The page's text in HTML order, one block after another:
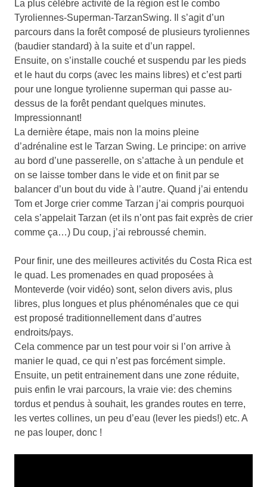
La plus célèbre activité de la région est le combo
Tyroliennes-Superman-TarzanSwing. Il s’agit d’un
parcours dans la forêt composé de plusieurs tyroliennes
(baudier standard) à la suite et d’un rappel.
Ensuite, on s’installe couché et suspendu par les pieds
et le haut du corps (avec les mains libres) et c’est parti
pour une longue tyrolienne superman qui passe au-
dessus de la forêt pendant quelques minutes.
Impressionnant!
La dernière étape, mais non la moins pleine
d’adrénaline est le Tarzan Swing. Le principe: on arrive
au bord d’une passerelle, on s’attache à un pendule et
on se laisse tomber dans le vide et on finit par se
balancer d’un bout du vide à l’autre. Quand j’ai entendu
Tom et Jorge crier comme Tarzan j’ai compris pourquoi
cela s’appelait Tarzan (et ils n’ont pas fait exprès de crier
comme ça…) Du coup, j’ai rebroussé chemin.
Pour finir, une des meilleures activités du Costa Rica est
le quad. Les promenades en quad proposées à
Monteverde (voir vidéo) sont, selon divers avis, plus
libres, plus longues et plus phénoménales que ce qui
est proposé traditionnellement dans d’autres
endroits/pays.
Cela commence par un test pour voir si l’on arrive à
manier le quad, ce qui n’est pas forcément simple.
Ensuite, un petit entrainement dans une zone réduite,
puis enfin le vrai parcours, la vraie vie: des chemins
tordus et pendus à souhait, les grandes routes en terre,
les vertes collines, un peu d’eau (lever les pieds!) etc. A
ne pas louper, donc !